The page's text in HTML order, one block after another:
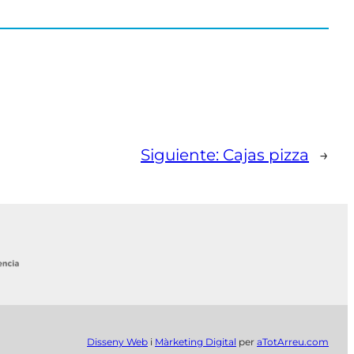
Siguiente: Cajas pizza →
Disseny Web i Màrketing Digital per aTotArreu.com